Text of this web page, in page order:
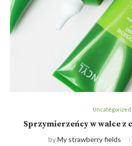
Uncategorized
Sprzymierzeńcy w walce z
byMy strawberry fields